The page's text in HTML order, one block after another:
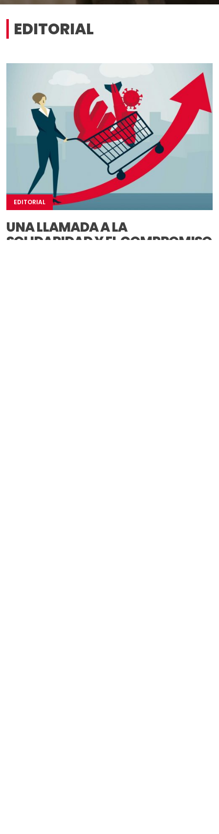
EDITORIAL
EDITORIAL
UNA LLAMADA A LA
SOLIDARIDAD Y EL COMPROMISO